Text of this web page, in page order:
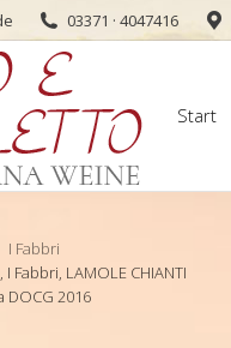
03371 · 4047416
Start
I Fabbri
Fabbri, LAMOLE CHIANTI
DOCG 2016